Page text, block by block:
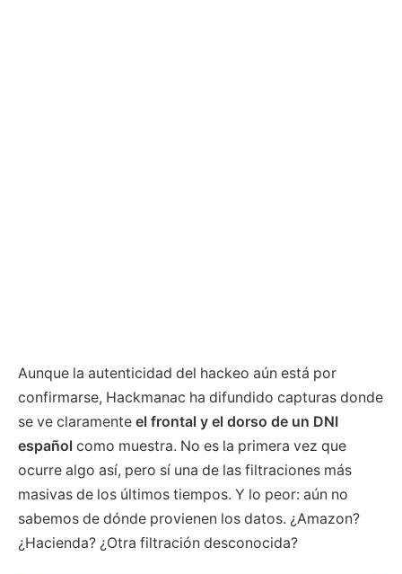
Aunque la autenticidad del hackeo aún está por
confirmarse, Hackmanac ha difundido capturas donde
se ve claramente el frontal y el dorso de un DNI
español como muestra. No es la primera vez que
ocurre algo así, pero sí una de las filtraciones más
masivas de los últimos tiempos. Y lo peor: aún no
sabemos de dónde provienen los datos. ¿Amazon?
¿Hacienda? ¿Otra filtración desconocida?